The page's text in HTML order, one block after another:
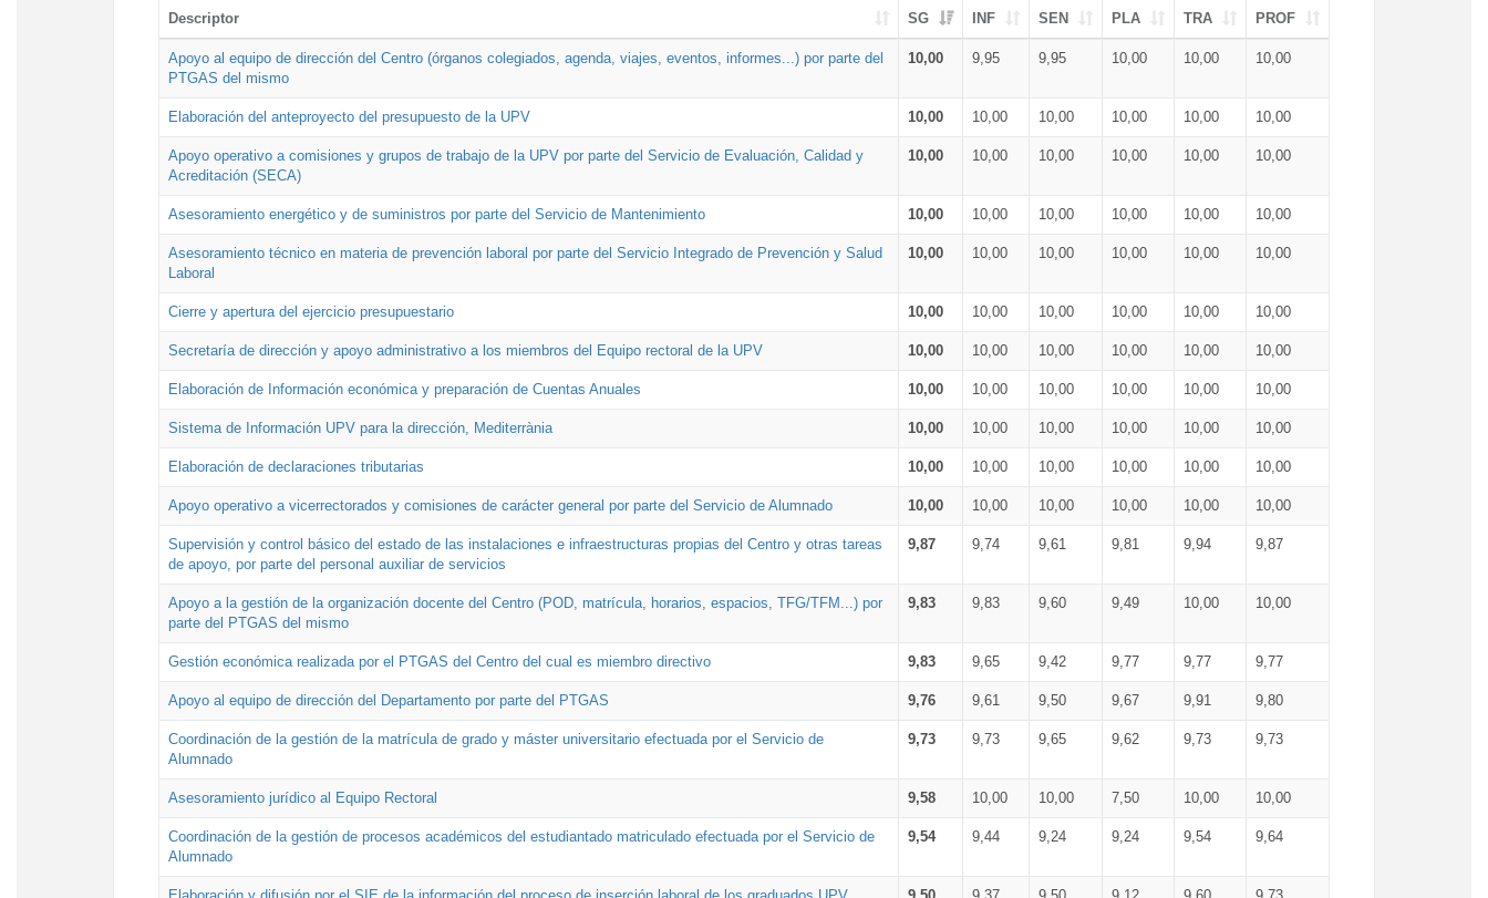
Descriptor SG INF SEN PLA TRA PROF
Apoyo al equipo de dirección del Centro (órganos colegiados, agenda, viajes, eventos, informes...) por parte del
PTGAS del mismo
10,00 9,95 9,95 10,00 10,00 10,00
Elaboración del anteproyecto del presupuesto de la UPV 10,00 10,00 10,00 10,00 10,00 10,00
Apoyo operativo a comisiones y grupos de trabajo de la UPV por parte del Servicio de Evaluación, Calidad y
Acreditación (SECA)
10,00 10,00 10,00 10,00 10,00 10,00
Asesoramiento energético y de suministros por parte del Servicio de Mantenimiento 10,00 10,00 10,00 10,00 10,00 10,00
Asesoramiento técnico en materia de prevención laboral por parte del Servicio Integrado de Prevención y Salud
Laboral
10,00 10,00 10,00 10,00 10,00 10,00
Cierre y apertura del ejercicio presupuestario 10,00 10,00 10,00 10,00 10,00 10,00
Secretaría de dirección y apoyo administrativo a los miembros del Equipo rectoral de la UPV 10,00 10,00 10,00 10,00 10,00 10,00
Elaboración de Información económica y preparación de Cuentas Anuales 10,00 10,00 10,00 10,00 10,00 10,00
Sistema de Información UPV para la dirección, Mediterrània 10,00 10,00 10,00 10,00 10,00 10,00
Elaboración de declaraciones tributarias 10,00 10,00 10,00 10,00 10,00 10,00
Apoyo operativo a vicerrectorados y comisiones de carácter general por parte del Servicio de Alumnado 10,00 10,00 10,00 10,00 10,00 10,00
Supervisión y control básico del estado de las instalaciones e infraestructuras propias del Centro y otras tareas
de apoyo, por parte del personal auxiliar de servicios
9,87 9,74 9,61 9,81 9,94 9,87
Apoyo a la gestión de la organización docente del Centro (POD, matrícula, horarios, espacios, TFG/TFM...) por
parte del PTGAS del mismo
9,83 9,83 9,60 9,49 10,00 10,00
Gestión económica realizada por el PTGAS del Centro del cual es miembro directivo 9,83 9,65 9,42 9,77 9,77 9,77
Apoyo al equipo de dirección del Departamento por parte del PTGAS 9,76 9,61 9,50 9,67 9,91 9,80
Coordinación de la gestión de la matrícula de grado y máster universitario efectuada por el Servicio de
Alumnado
9,73 9,73 9,65 9,62 9,73 9,73
Asesoramiento jurídico al Equipo Rectoral 9,58 10,00 10,00 7,50 10,00 10,00
Coordinación de la gestión de procesos académicos del estudiantado matriculado efectuada por el Servicio de
Alumnado
9,54 9,44 9,24 9,24 9,54 9,64